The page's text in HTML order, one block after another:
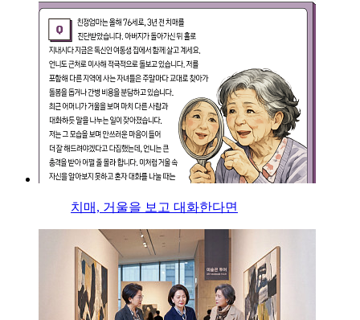
치매, 거울을 보고 대화한다면